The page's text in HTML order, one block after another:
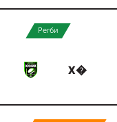
Регби
Х�